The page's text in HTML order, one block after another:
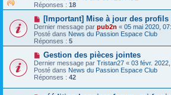
Réponses : 18
[Important] Mise à jour des profils
Dernier message par pub2n « 05 mai 2020,
Posté dans News du Passion Espace Club
Réponses : 5
Gestion des pièces jointes
Dernier message par Tristan27 « 03 févr.
Posté dans News du Passion Espace Club
Réponses : 42